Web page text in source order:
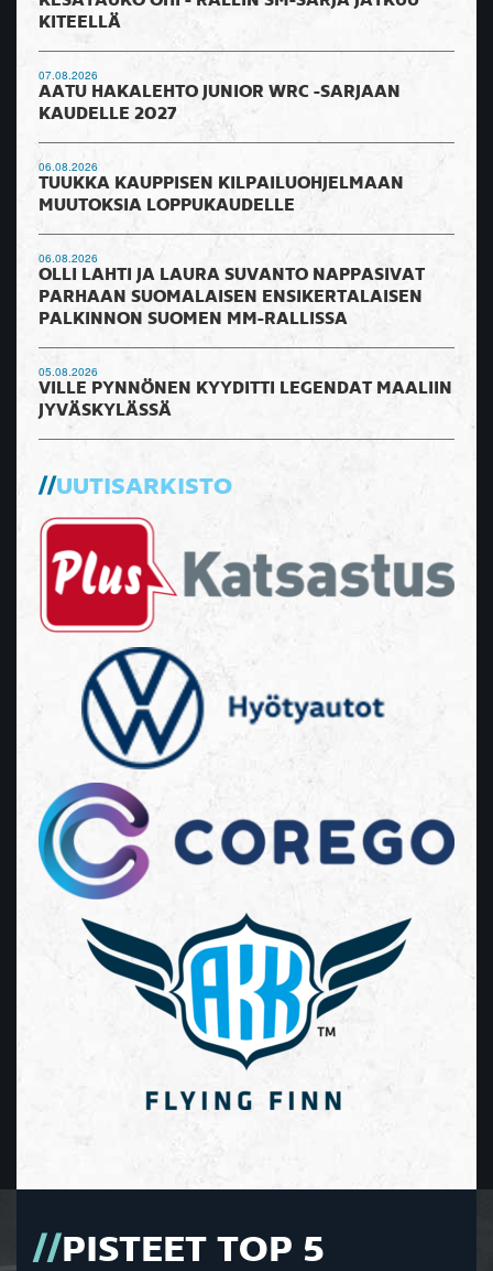
KITEELLÄ
07.08.2026
AATU HAKALEHTO JUNIOR WRC -SARJAAN
KAUDELLE 2027
06.08.2026
TUUKKA KAUPPISEN KILPAILUOHJELMAAN
MUUTOKSIA LOPPUKAUDELLE
06.08.2026
OLLI LAHTI JA LAURA SUVANTO NAPPASIVAT
PARHAAN SUOMALAISEN ENSIKERTALAISEN
PALKINNON SUOMEN MM-RALLISSA
05.08.2026
VILLE PYNNÖNEN KYYDITTI LEGENDAT MAALIIN
JYVÄSKYLÄSSÄ
UUTISARKISTO
PISTEET TOP 5